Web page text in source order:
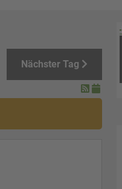
Nächster Tag